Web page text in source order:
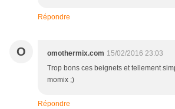
Répondre
O omothermix.com 15/02/2016 23:03
Trop bons ces beignets et tellement
momix ;)
Répondre